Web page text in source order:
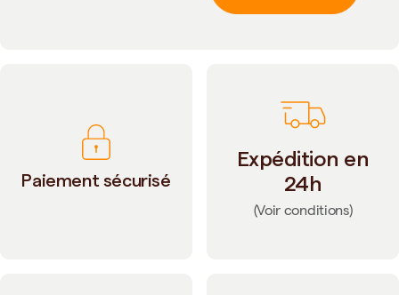
Paiement sécurisé
Expédition en
24h
(Voir conditions)